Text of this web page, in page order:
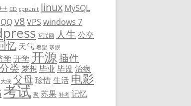
CD cppunit linux MySQL
QQv8VPS windows 7
互联网 人生 公交
忆 天气 奢望 寒假
学 开学 开源插件
类 梦想 毕业 毕设 治病
侠 父母珍惜生活 电影
考试 聚 苏果 补考 记忆